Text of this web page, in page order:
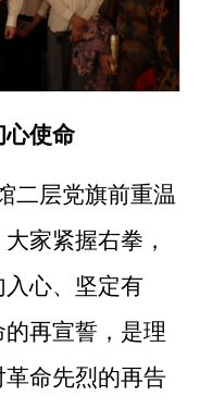
心使命
层党旗前重温
家紧握右拳，
心、坚定有
再宣誓，是理
命先烈的再告